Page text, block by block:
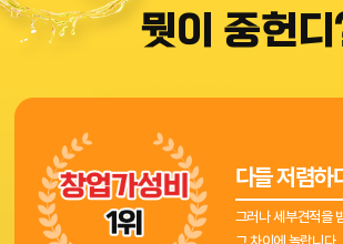
뭣이 중헌
다들 저렴하
그러나 세부견적을